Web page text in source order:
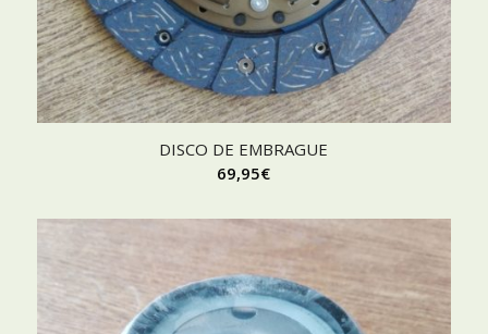
DISCO DE EMBRAGUE
69,95€